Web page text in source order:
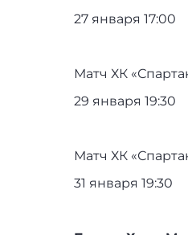
27 января 17:00
Матч ХК
29 января 19:30
Матч ХК
31 января 19:30